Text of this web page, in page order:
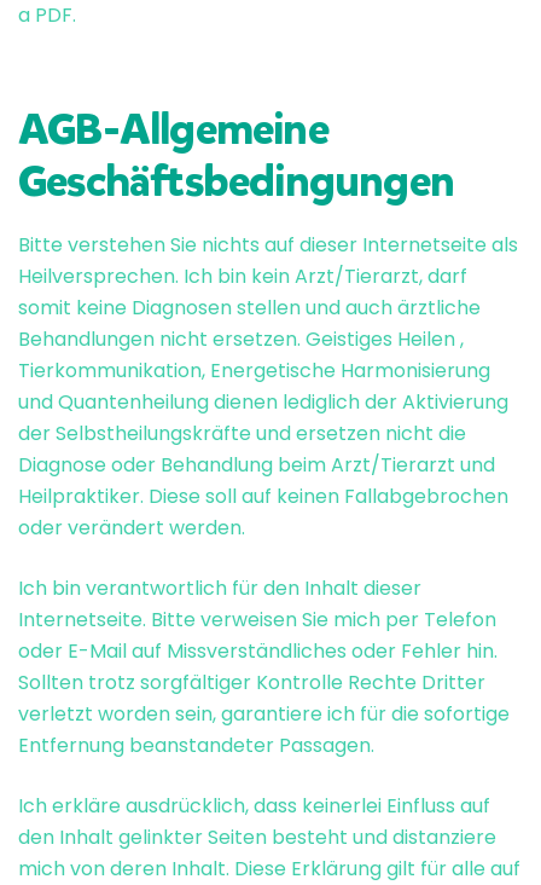
a PDF.
AGB-Allgemeine
Geschäftsbedingungen
Bitte verstehen Sie nichts auf dieser Internetseite als
Heilversprechen. Ich bin kein Arzt/Tierarzt, darf
somit keine Diagnosen stellen und auch ärztliche
Behandlungen nicht ersetzen. Geistiges Heilen ,
Tierkommunikation, Energetische Harmonisierung
und Quantenheilung dienen lediglich der Aktivierung
der Selbstheilungskräfte und ersetzen nicht die
Diagnose oder Behandlung beim Arzt/Tierarzt und
Heilpraktiker. Diese soll auf keinen Fallabgebrochen
oder verändert werden.
Ich bin verantwortlich für den Inhalt dieser
Internetseite. Bitte verweisen Sie mich per Telefon
oder E-Mail auf Missverständliches oder Fehler hin.
Sollten trotz sorgfältiger Kontrolle Rechte Dritter
verletzt worden sein, garantiere ich für die sofortige
Entfernung beanstandeter Passagen.
Ich erkläre ausdrücklich, dass keinerlei Einfluss auf
den Inhalt gelinkter Seiten besteht und distanziere
mich von deren Inhalt. Diese Erklärung gilt für alle auf